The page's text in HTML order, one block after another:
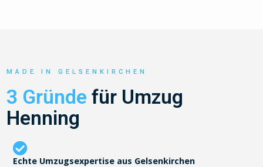
MADE IN GELSENKIRCHEN
3 Gründe für Umzug
Henning
Echte Umzugsexpertise aus Gelsenkirchen